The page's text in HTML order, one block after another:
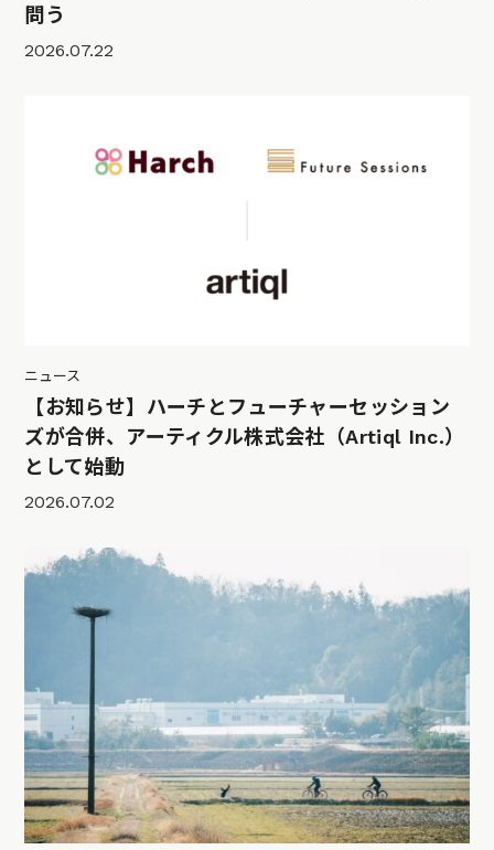
問う
2026.07.22
ニュース
【お知らせ】ハーチとフューチャーセッション
ズが合併、アーティクル株式会社（Artiql Inc.）
として始動
2026.07.02